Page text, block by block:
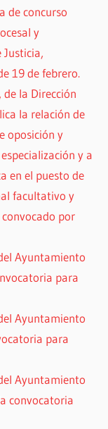
de concurso
y
19 de febrero.
la Dirección
la relación de
oposición y
y a
en el puesto de
facultativo y
por
Ayuntamiento
para
Ayuntamiento
para
Ayuntamiento
convocatoria